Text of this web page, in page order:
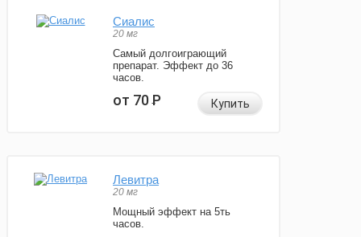
Сиалис
20 мг
Самый долгоиграющий
препарат. Эффект до 36
часов.
от 70Р Купить
Левитра
20 мг
Мощный эффект на 5ть
часов.